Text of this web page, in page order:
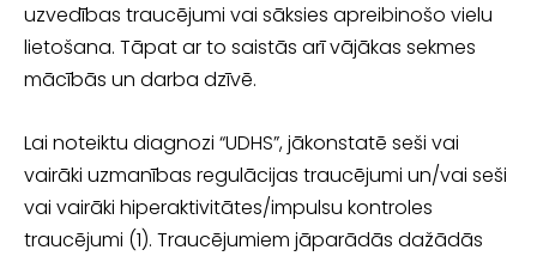
uzvedības traucējumi vai sāksies apreibinošo vielu
lietošana. Tāpat ar to saistās arī vājākas sekmes
mācībās un darba dzīvē.
Lai noteiktu diagnozi “UDHS”, jākonstatē seši vai
vairāki uzmanības regulācijas traucējumi un/vai seši
vai vairāki hiperaktivitātes/impulsu kontroles
traucējumi (1). Traucējumiem jāparādās dažādās